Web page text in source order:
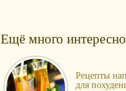
Ещё много
Рецепты
для